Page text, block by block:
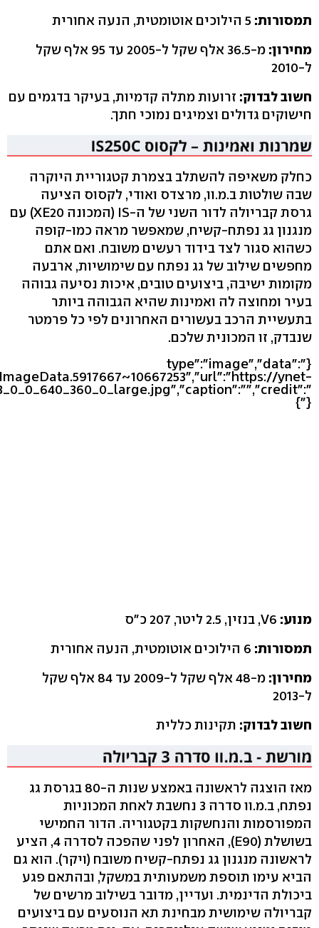
תמסורות:
מחירון:
מ-36.5 אלף שקל ל-2005 עד 95 אלף שקל
ל-2010
חשוב לבדוק: זרועות מתלה קדמיות, בעיקר בדגמים עם
חישוקים גדולים וצמיגים נמוכי חתך.
כחלק משאיפה להשתלב בצמרת קטגוריית היוקרה
שבה שולטות ב.מ.וו, מרצדס ואודי, לקסוס הציעה
גרסת קבריולה לדור השני של ה-IS (המכונה XE20) עם
מנגנון גג נפתח-קשיח, שמאפשר מראה כמו-קופה
כשהוא סגור לצד בידוד רעשים משובח. ואם אתם
מחפשים שילוב של גג נפתח עם שימושיות, ארבעה
מקומות ישיבה, ביצועים טובים, איכות נסיעה גבוהה
בעיר ומחוצה לה ואמינות שהיא הגבוהה ביותר
בתעשיית הרכב בעשורים האחרונים לפי כל פרמטר
שנבדק, זו המכונית שלכם.
{"type":"image","data":
ynet-
"}}
מנוע:
תמסורות:
מחירון:
מ-48 אלף שקל ל-2009 עד 84 אלף שקל
ל-2013
חשוב לבדוק: תקינות כללית
מאז הוצגה לראשונה באמצע שנות ה-80 בגרסת גג
נפתח, ב.מ.וו סדרה 3 נחשבת לאחת המכוניות
המפורסמות והנחשקות בקטגוריה. הדור החמישי
בשושלת (E90), האחרון לפני שהפכה לסדרה 4, הציע
לראשונה מנגנון גג נפתח-קשיח משובח (ויקר). הוא גם
הביא עימו תוספת משמעותית במשקל, ובהתאם פגע
ביכולת הדינמית. ועדיין, מדובר בשילוב מרשים של
קבריולה שימושית מבחינת תא הנוסעים עם ביצועים